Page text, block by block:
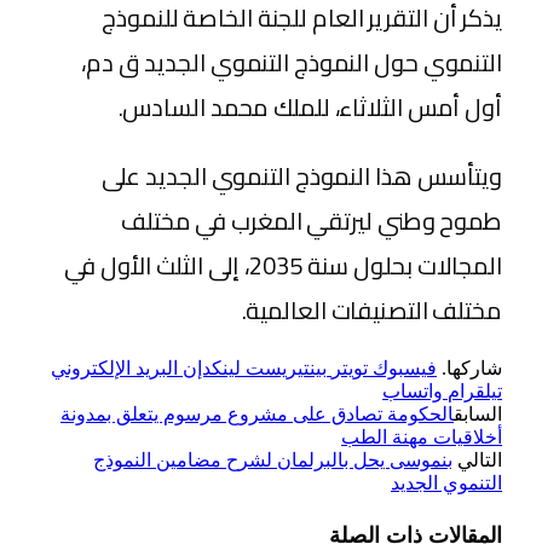
يذكر أن التقرير العام للجنة الخاصة للنموذج
التنموي حول النموذج التنموي الجديد ق دم،
أول أمس الثلاثاء، للملك محمد السادس.
ويتأسس هذا النموذج التنموي الجديد على
طموح وطني ليرتقي المغرب في مختلف
المجالات بحلول سنة 2035، إلى الثلث الأول في
مختلف التصنيفات العالمية.
شاركها. فيسبوك تويتر بينتيريست لينكدإن البريد الإلكتروني
تيلقرام واتساب
السابقالحكومة تصادق على مشروع مرسوم يتعلق بمدونة
أخلاقيات مهنة الطب
التالي بنموسى يحل بالبرلمان لشرح مضامين النموذج
التنموي الجديد
المقالات ذات الصلة